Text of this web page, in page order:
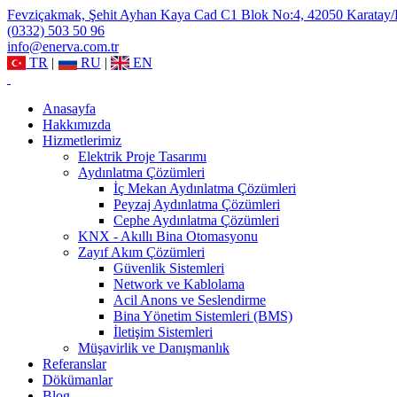
Fevziçakmak, Şehit Ayhan Kaya Cad C1 Blok No:4, 42050
(0332) 503 50 96
info@enerva.com.tr
TR | RU | EN
Anasayfa
Hakkımızda
Hizmetlerimiz
Elektrik Proje Tasarımı
Aydınlatma Çözümleri
İç Mekan Aydınlatma Çözümleri
Peyzaj Aydınlatma Çözümleri
Cephe Aydınlatma Çözümleri
KNX - Akıllı Bina Otomasyonu
Zayıf Akım Çözümleri
Güvenlik Sistemleri
Network ve Kablolama
Acil Anons ve Seslendirme
Bina Yönetim Sistemleri (BMS)
İletişim Sistemleri
Müşavirlik ve Danışmanlık
Referanslar
Dökümanlar